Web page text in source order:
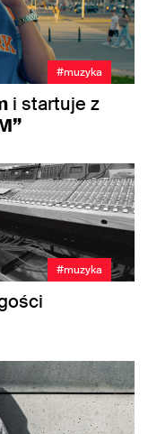
#muzyka
i startuje z
#muzyka